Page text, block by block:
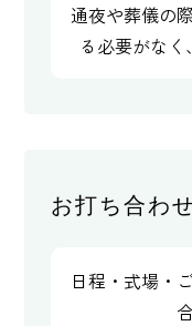
通夜や葬儀の
る必要がなく
お打ち合わ
日程・式場・